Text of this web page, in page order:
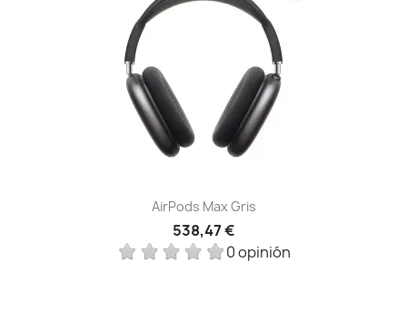
AirPods Max Gris
538,47 €
0 opinión